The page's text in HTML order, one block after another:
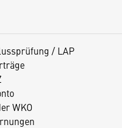
/ LAP
WKO